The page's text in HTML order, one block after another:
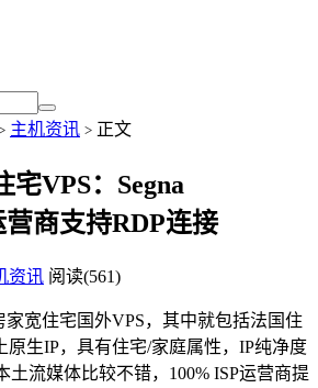
主机资讯 > 正文
VPS：Segna
营商支持RDP连接
资讯 阅读(561)
宽住宅国外VPS，其中就包括法国住
原生IP，具有住宅/家庭属性，IP纯净度
土流媒体比较不错，100% ISP运营商提